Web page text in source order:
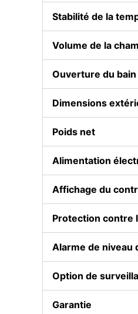
Stabilité de la
Volume de la
Ouverture du
Dimensions
Poids net
Alimentation
Affichage du
Protection contre
Alarme de niveau
Option de
Garantie